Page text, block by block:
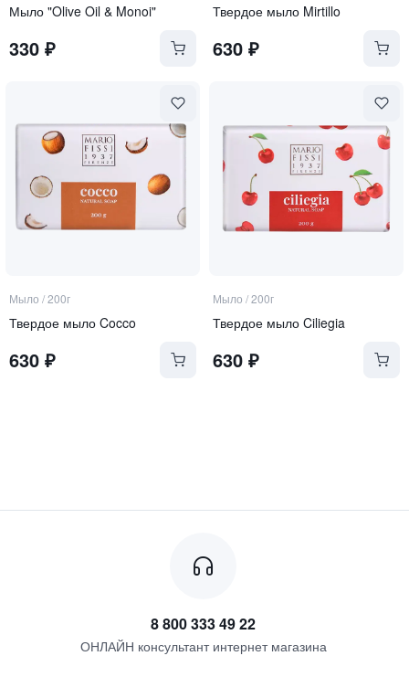
Мыло "Olive Oil & Monoi"
330 ₽
Твердое мыло Mirtillo
630₽
Мыло /200г
Твердое мыло Cocco
630 ₽
Мыло /200г
Твердое мыло Ciliegia
630₽
8 800 333 49 22
ОНЛАЙН консультант интернет магазина